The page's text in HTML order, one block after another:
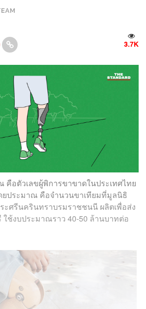
3.7K
คือตัวเลขผู้พิการขาขาดในประเทศไทย
ยประมาณ คือจำนวนขาเทียมที่มูลนิธิ
ะศรีนครินทราบรมราชชนนี ผลิตเพื่อส่ง
ช้งบประมาณราว 40-50 ล้านบาทต่อ